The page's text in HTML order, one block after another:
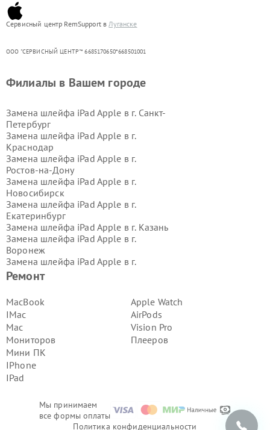
Сервисный центр RemSupport вЛуганске
ООО "СЕРВИСНЫЙ ЦЕНТР"* 6685170650*668501001
Мы принимаем
все формы оплаты
Ремонт
MacBook
IMac
Mac
Мониторов
Мини ПК
IPhone
IPad
Apple Watch
AirPods
Vision Pro
Плееров
Филиалы в Вашем городе
Замена шлейфа iPad Apple в г. Санкт-
Петербург
Замена шлейфа iPad Apple в г.
Краснодар
Замена шлейфа iPad Apple в г.
Ростов-на-Дону
Замена шлейфа iPad Apple в г.
Новосибирск
Замена шлейфа iPad Apple в г.
Екатеринбург
Замена шлейфа iPad Apple в г. Казань
Замена шлейфа iPad Apple в г.
Воронеж
Замена шлейфа iPad Apple в г.
Волгоград
Самара
Замена шлейфа iPad Apple в г.Пермь
Замена шлейфа iPad Apple в г.
Красноярск
Замена шлейфа iPad Apple в г.
Ижевск
Замена шлейфа iPad Apple в г.
Челябинск
Замена шлейфа iPad Apple в г. Уфа
Замена шлейфа iPad Apple в г.Политика конфиденциальности